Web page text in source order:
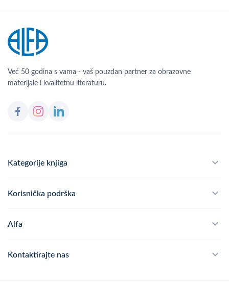
Već 50 godina s vama - vaš pouzdan partner za obrazovne
materijale i kvalitetnu literaturu.
Kategorije knjiga
Školski program
Korisnička podrška
Često postavljana pitanja
Alfa
Politika privatnosti
Kontaktirajte nas